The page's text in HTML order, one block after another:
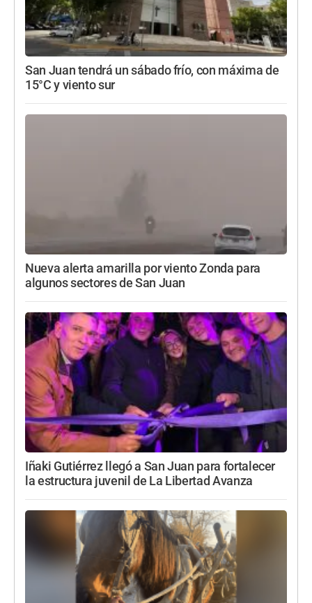
San Juan tendrá un sábado frío, con máxima de
15°C y viento sur
Nueva alerta amarilla por viento Zonda para
algunos sectores de San Juan
Iñaki Gutiérrez llegó a San Juan para fortalecer
la estructura juvenil de La Libertad Avanza